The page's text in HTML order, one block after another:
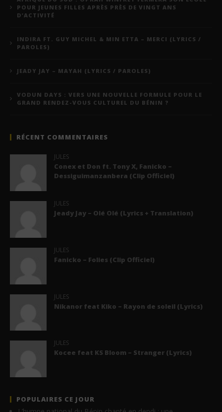
POUR JEUNES FILLES APRÈS PRÈS DE VINGT ANS
D’ACTIVITÉ
INDIRA FT. GUY MICHEL & MIN ETTA – MERCI (LYRICS /
PAROLES)
JEADY JAY – MAYAH (LYRICS / PAROLES)
VODUN DAYS : VERS UNE NOUVELLE FORMULE POUR LE
GRAND RENDEZ-VOUS CULTUREL DU BÉNIN ?
RÉCENT COMMENTAIRES
JULES
Conex et Don ft. Tony X, Fanicko –
Dessiguimanzanbera (Clip Officiel)
JULES
Jeady Jay – Olé Olé (Lyrics + Translation)
JULES
Fanicko – Folies (Clip Officiel)
JULES
Nikanor feat Kiko – Rayon de soleil (Lyrics)
JULES
Kocee feat KS Bloom – Stranger (Lyrics)
POPULAIRES CE JOUR